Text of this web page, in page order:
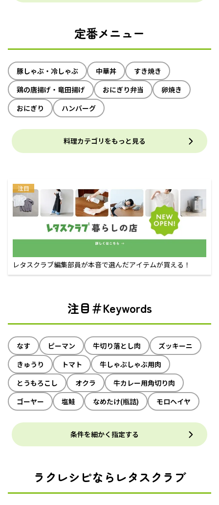
定番メニュー
豚しゃぶ・冷しゃぶ 中華丼
すき焼き
鶏の唐揚げ・竜田揚げ
おにぎり弁当
卵焼き
おにぎり
ハンバーグ
料理カテゴリをもっと見る
注目
レタスクラブ編集部員が本音で選んだアイテムが買える！
注目＃Keywords
なす ピーマン 牛切り落とし肉
ズッキーニ
きゅうり
トマト
牛しゃぶしゃぶ用肉
とうもろこし
オクラ
牛カレー用角切り肉
ゴーヤー
塩鮭 なめたけ(瓶詰) モロヘイヤ
条件を細かく指定する
ラクレシピならレタスクラブ